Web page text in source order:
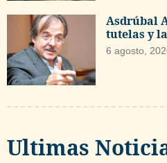
Asdrúbal
tutelas y
6 agosto,
Ultimas